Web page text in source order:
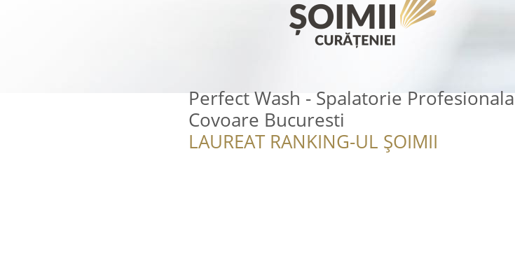
Perfect Wash - Spalatorie Profesionala
Covoare Bucuresti
LAUREAT RANKING-UL ȘOIMII